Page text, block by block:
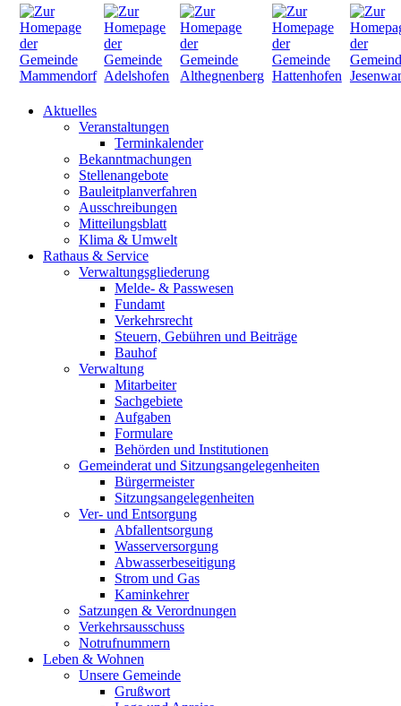
Aktuelles
Veranstaltungen
Terminkalender
Bekanntmachungen
Stellenangebote
Bauleitplanverfahren
Ausschreibungen
Mitteilungsblatt
Klima & Umwelt
Rathaus & Service
Verwaltungsgliederung
Melde- & Passwesen
Fundamt
Verkehrsrecht
Steuern, Gebühren und Beiträge
Bauhof
Verwaltung
Mitarbeiter
Sachgebiete
Aufgaben
Formulare
Behörden und Institutionen
Gemeinderat und Sitzungsangelegenheiten
Bürgermeister
Sitzungsangelegenheiten
Ver- und Entsorgung
Abfallentsorgung
Wasserversorgung
Abwasserbeseitigung
Strom und Gas
Kaminkehrer
Satzungen & Verordnungen
Verkehrsausschuss
Notrufnummern
Leben & Wohnen
Unsere Gemeinde
Grußwort